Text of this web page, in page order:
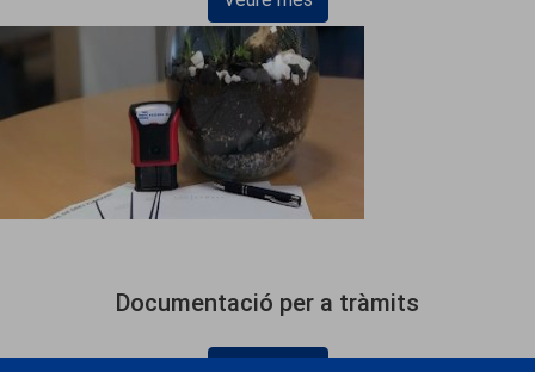
Documentació per a tràmits